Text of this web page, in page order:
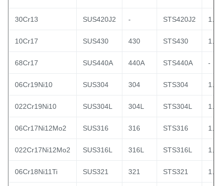
30Cr13 SUS420J2 - STS420J2
10Cr17 SUS430 430 STS430
68Cr17 SUS440A 440A STS440A -
06Cr19Ni10 SUS304 304 STS304
022Cr19Ni10 SUS304L 304L STS304L
06Cr17Ni12Mo2 SUS316 316 STS316
022Cr17Ni12Mo2 SUS316L 316L STS316L
06Cr18Ni11Ti SUS321 321 STS321